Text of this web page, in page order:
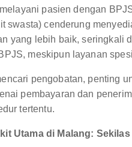
pasien dengan
swasta) cenderung
yang lebih baik, seringkali
meskipun layanan
pengobatan, penting
pembayaran dan
tertentu.
Utama di Malang: Sekilas